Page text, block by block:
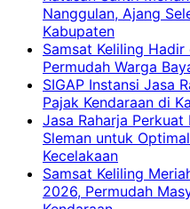
Nanggulan, Ajang
Kabupaten
Samsat Keliling
Permudah Warga
SIGAP Instansi Jasa
Pajak Kendaraan di
Jasa Raharja Perkuat
Sleman untuk
Kecelakaan
Samsat Keliling
2026, Permudah